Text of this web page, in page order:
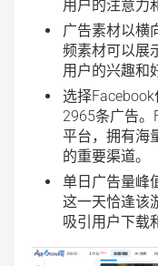
用户的注意力
广告素材以横
频素材可以展
用户的兴趣和
选择
2965条广告
平台，拥有海
的重要渠道。
单日广告量峰
这一天恰逢该
吸引用户下载